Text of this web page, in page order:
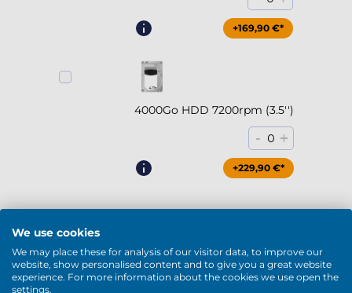
+169,90 €*
4000Go HDD 7200rpm (3.5'')
- 0 +
+229,90 €*
DVD / Blu-Ray
We use cookies
We may place these for analysis of our visitor data, to improve our
website, show personalised content and to give you a great website
experience. For more information about the cookies we use open the
settings.